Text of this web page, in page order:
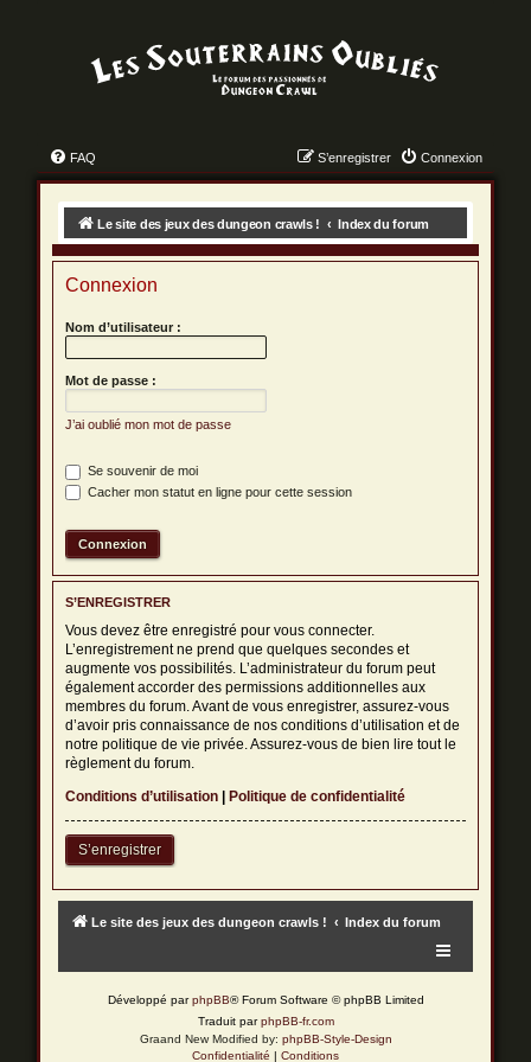
FAQ Connexion
S’enregistrer
Le site des jeux des dungeon crawls ! Index du forum
Connexion
Nom d’utilisateur :
Mot de passe :
J’ai oublié mon mot de passe
Se souvenir de moi
Cacher mon statut en ligne pour cette session
S’ENREGISTRER
Vous devez être enregistré pour vous connecter.
L’enregistrement ne prend que quelques secondes et
augmente vos possibilités. L’administrateur du forum peut
également accorder des permissions additionnelles aux
membres du forum. Avant de vous enregistrer, assurez-vous
d’avoir pris connaissance de nos conditions d’utilisation et de
notre politique de vie privée. Assurez-vous de bien lire tout le
règlement du forum.
Conditions d’utilisation |Politique de confidentialité
S’enregistrer
Le site des jeux des dungeon crawls ! Index du forum
Développé parphpBB® Forum Software © phpBB Limited
Traduit parphpBB-fr.com
Graand New Modified by: phpBB-Style-Design
Confidentialité | Conditions